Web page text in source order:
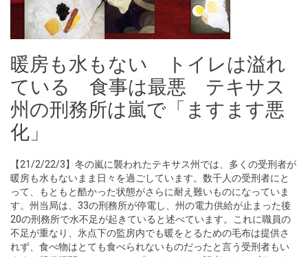
暖房も水もない トイレは溢れ
ている 食事は最悪 テキサス
州の刑務所は嵐で「ますます悪
化」
【21/2/22/3】冬の嵐に襲われたテキサス州では、多くの受刑者が
暖房も水もないまま日々を過ごしています。数千人の受刑者にと
って、もともと酷かった状態がさらに耐え難いものになっていま
す。州当局は、33の刑務所が停電し、州の電力供給が止まった後
20の刑務所で水不足が起きていると述べています。これに職員の
不足が重なり、氷点下の監房内でも暖をとるための毛布は提供さ
れず、食べ物はとても食べられないものだったと言う受刑者もい